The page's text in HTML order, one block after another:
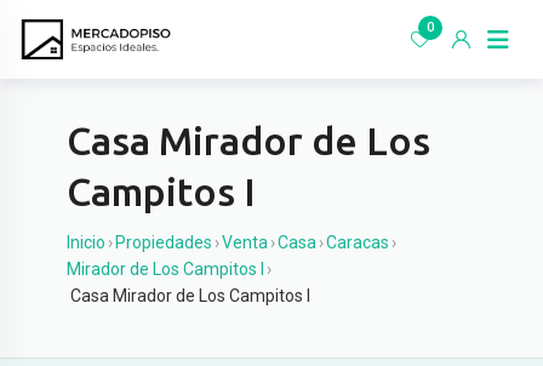
0
Casa Mirador de Los
Campitos I
Inicio › Propiedades ›Venta ›Casa ›Caracas ›
Mirador de Los Campitos I
›
Casa Mirador de Los Campitos I